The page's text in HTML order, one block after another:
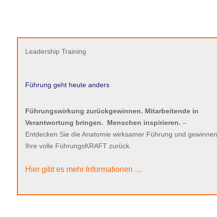
Leadership Training
Führung geht heute anders
Führungswirkung zurückgewinnen. Mitarbeitende in
Verantwortung bringen. Menschen inspirieren. –
Entdecken Sie die Anatomie wirksamer Führung und
Ihre volle FührungsKRAFT zurück.
Hier gibt es mehr Informationen …